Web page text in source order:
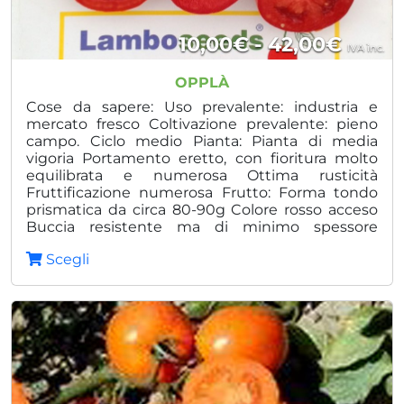
10,00€ - 42,00€
da
a
IVA inc.
OPPLÀ
Cose da sapere: Uso prevalente: industria e
mercato fresco Coltivazione prevalente: pieno
campo. Ciclo medio Pianta: Pianta di media
vigoria Portamento eretto, con fioritura molto
equilibrata e numerosa Ottima rusticità
Fruttificazione numerosa Frutto: Forma tondo
prismatica da circa 80-90g Colore rosso acceso
Buccia resistente ma di minimo spessore
fiorale Ottima tenuta in post-raccolta
Scegli